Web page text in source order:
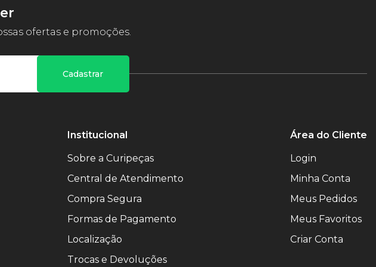
ofertas e promoções.
Cadastrar
Institucional
Sobre a Curipeças
Central de Atendimento
Compra Segura
Formas de Pagamento
Localização
Trocas e Devoluções
Área do Cliente
Login
Minha Conta
Meus Pedidos
Meus Favoritos
Criar Conta